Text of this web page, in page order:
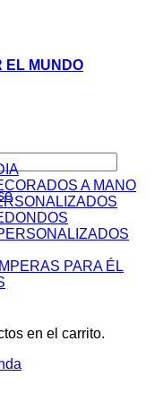
EL MUNDO
en el carrito.
A MANO
PARA ÉL